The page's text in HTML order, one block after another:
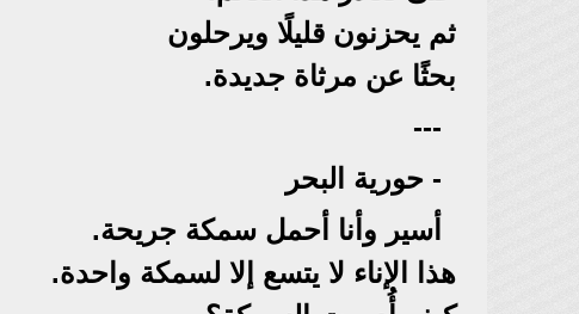
ثم يحزنون قليلًا ويرحلون
بحثًا عن مرثاة جديدة.
---
- حورية البحر
أسير وأنا أحمل سمكة جريحة.
هذا الإناء لا يتسع إلا لسمكة واحدة.